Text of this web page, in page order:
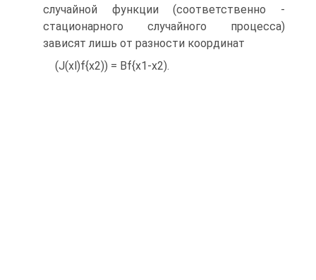
случайной функции (соответственно -
стационарного случайного процесса)
зависят лишь от разности координат
(J(xl)f{x2)) = Bf{x1-x2).